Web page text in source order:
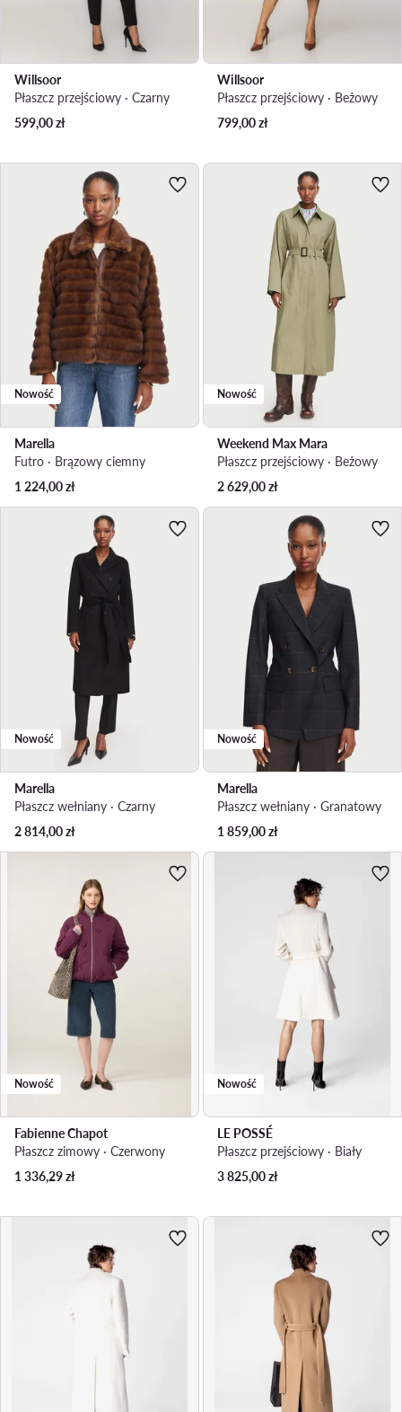
Willsoor
Płaszcz przejściowy · Czarny
599,00zł
Willsoor
Płaszcz przejściowy · Beżowy
799,00zł
Nowość
Marella
Futro · Brązowy ciemny
1 224,00zł
Nowość
Weekend Max Mara
Płaszcz przejściowy · Beżowy
2 629,00zł
Nowość
Marella
Płaszcz wełniany · Czarny
2 814,00zł
Nowość
Marella
Płaszcz wełniany · Granatowy
1 859,00zł
Nowość
Fabienne Chapot
Płaszcz zimowy · Czerwony
1 336,29zł
Nowość
LE POSSÉ
Płaszcz przejściowy · Biały
3 825,00zł